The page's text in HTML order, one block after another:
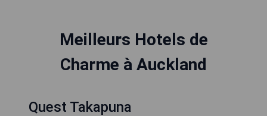
Meilleurs Hotels de
Charme à Auckland
Quest Takapuna